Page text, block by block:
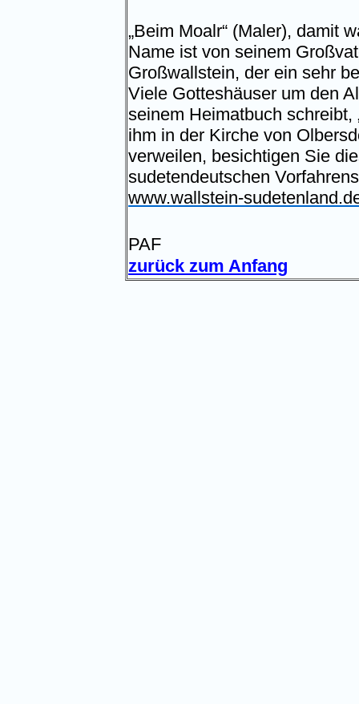
„Beim Moalr“ (Maler), damit
Name ist von seinem
Großwallstein, der ein sehr
Viele Gotteshäuser um den
seinem Heimatbuch schreibt,
ihm in der Kirche von
verweilen, besichtigen Sie
sudetendeutschen
www.wallstein-
PAF
zurück zum Anfang